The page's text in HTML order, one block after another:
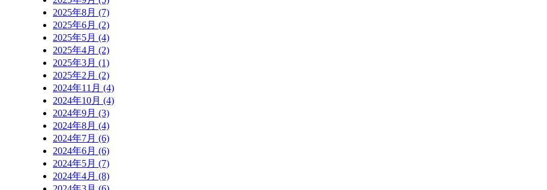
2025年8月 (7)
2025年6月 (2)
2025年5月 (4)
2025年4月 (2)
2025年3月 (1)
2025年2月 (2)
2024年11月 (4)
2024年10月 (4)
2024年9月 (3)
2024年8月 (4)
2024年7月 (6)
2024年6月 (6)
2024年5月 (7)
2024年4月 (8)